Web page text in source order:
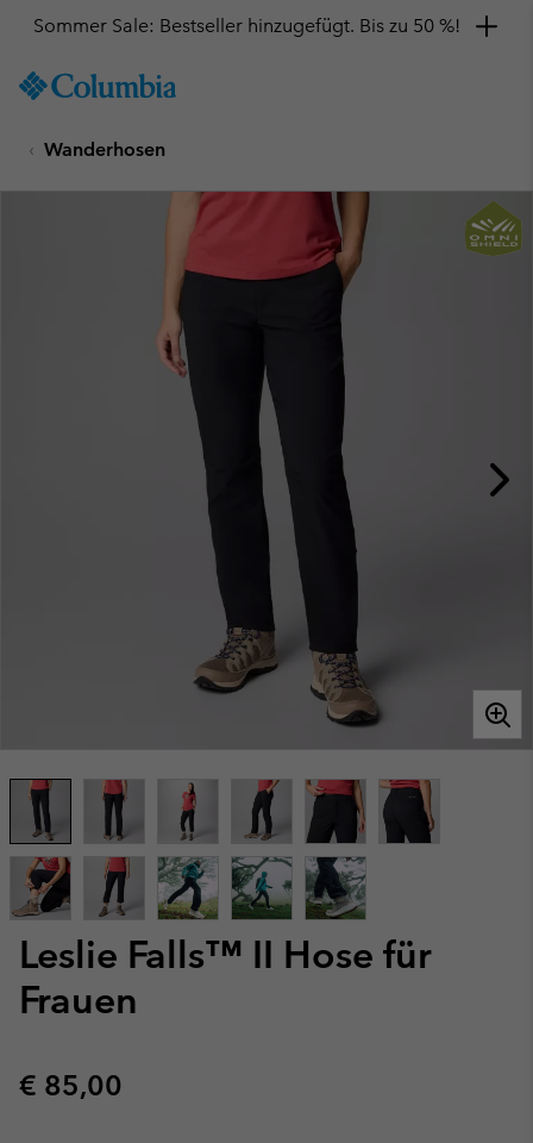
TO
SKIP
MAIN
Sommer Sale: Bestseller hinzugefügt. Bis zu 50 %!
Wanderhosen
Leslie Falls™ II Hose für
Frauen
Regular price:
€ 85,00